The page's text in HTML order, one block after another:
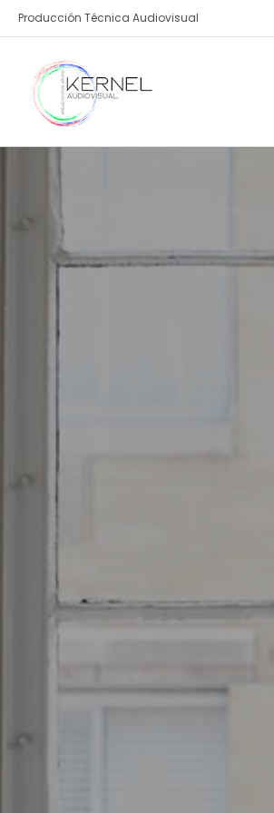
Producción Técnica Audiovisual